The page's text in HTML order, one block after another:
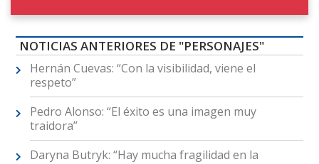
NOTICIAS ANTERIORES DE "PERSONAJES"
Hernán Cuevas: “Con la visibilidad, viene el
respeto”
Pedro Alonso: “El éxito es una imagen muy
traidora”
Daryna Butryk: “Hay mucha fragilidad en la